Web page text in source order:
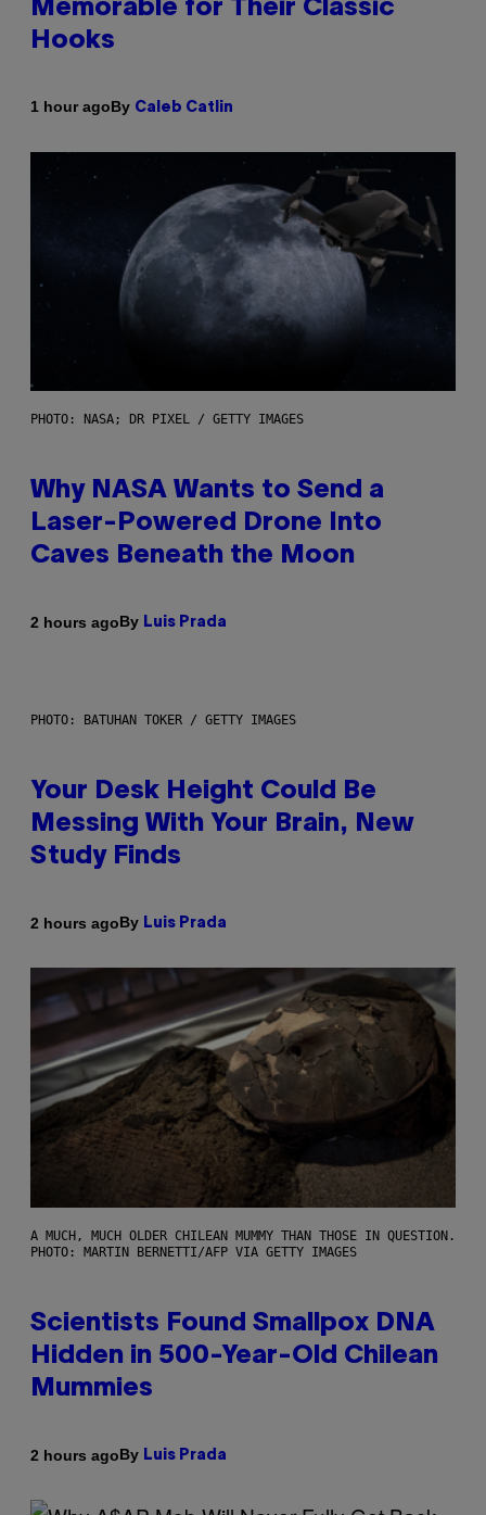
Memorable for Their Classic
Hooks
1 hour agoBy Caleb Catlin
PHOTO: NASA; DR PIXEL / GETTY IMAGES
Why NASA Wants to Send a
Laser-Powered Drone Into
Caves Beneath the Moon
2 hours agoBy Luis Prada
PHOTO: BATUHAN TOKER / GETTY IMAGES
Your Desk Height Could Be
Messing With Your Brain, New
Study Finds
2 hours agoBy Luis Prada
A MUCH, MUCH OLDER CHILEAN MUMMY THAN THOSE IN QUESTION.
PHOTO: MARTIN BERNETTI/AFP VIA GETTY IMAGES
Scientists Found Smallpox DNA
Hidden in 500-Year-Old Chilean
Mummies
2 hours agoBy Luis Prada